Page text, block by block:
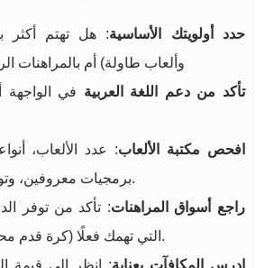
حدد أولويتك الأساسية: هل تهتم أكثر
وألعاب طاولة) أم بالمراهنات
تأكد من دعم اللغة العربية في الواجهة
افحص مكتبة الألعاب: عدد الألعاب،
برمجيات معروفين، وتوفر ألعاب مباشرة.
راجع أسواق المراهنات: تأكد من توفر
التي تهمك فعلًا (كرة قدم محلية، سباقات، إلخ).